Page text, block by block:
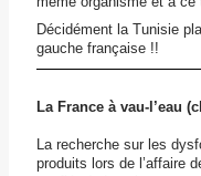
Décidément la Tunisie
gauche française !!
La France à vau-l’eau
La recherche sur les
produits lors de l’affaire